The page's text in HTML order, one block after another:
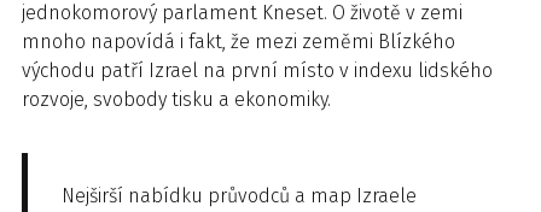
jednokomorový parlament Kneset. O životě v zemi
mnoho napovídá i fakt, že mezi zeměmi Blízkého
východu patří Izrael na první místo v indexu lidského
rozvoje, svobody tisku a ekonomiky.
Nejširší nabídku průvodců a map Izraele